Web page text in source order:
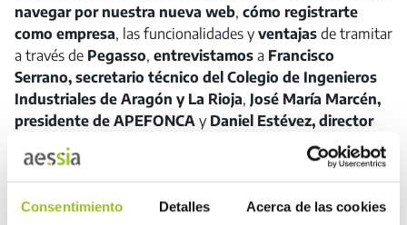
Consentimiento Detalles Acerca de las cookies
navegar por nuestra nueva web, cómo registrarte
como empresa, las funcionalidades yventajas de tramitar
a través de Pegasso, entrevistamos a Francisco
Serrano, secretario técnico del Colegio de Ingenieros
Industriales de Aragón y La Rioja, José María Marcén,
presidente de APEFONCA y Daniel Estévez, director
AESSIA TV – Programa 1
de 2023)